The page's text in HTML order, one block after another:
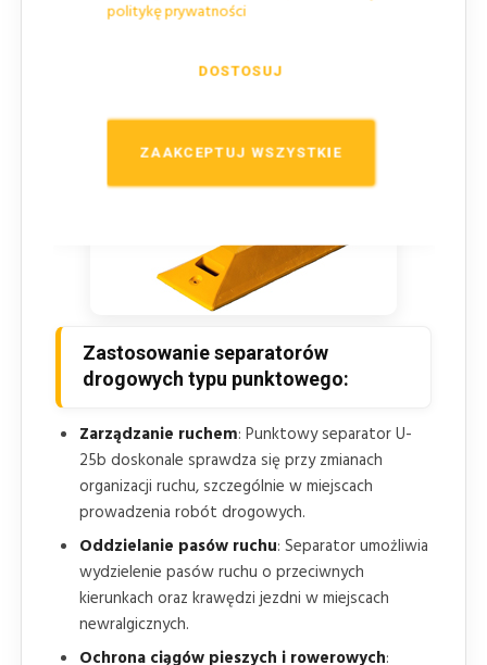
politykę prywatności
ZAAKCEPTUJ WSZYSTKIE
DOSTOSUJ
uszkodzenia.
Zastosowanie separatorów
drogowych typu punktowego:
Zarządzanie ruchem: Punktowy separator U-
25b doskonale sprawdza się przy zmianach
organizacji ruchu, szczególnie w miejscach
prowadzenia robót drogowych.
Oddzielanie pasów ruchu: Separator umożliwia
wydzielenie pasów ruchu o przeciwnych
kierunkach oraz krawędzi jezdni w miejscach
newralgicznych.
Ochrona ciągów pieszych i rowerowych: